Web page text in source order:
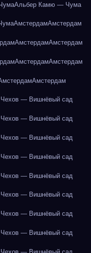
Альбер Камю — Чума
АмстердамАмстердам
АмстердамАмстердам
АмстердамАмстердам
Амстердам
Чехов — Вишнёвый сад
Чехов — Вишнёвый сад
Чехов — Вишнёвый сад
Чехов — Вишнёвый сад
Чехов — Вишнёвый сад
Чехов — Вишнёвый сад
Чехов — Вишнёвый сад
Чехов — Вишнёвый сад